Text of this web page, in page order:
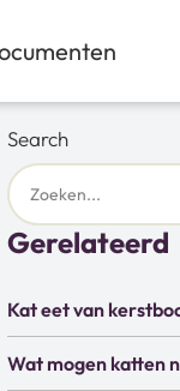
Search
Gerelateerd
Kat eet van
Wat mogen katten